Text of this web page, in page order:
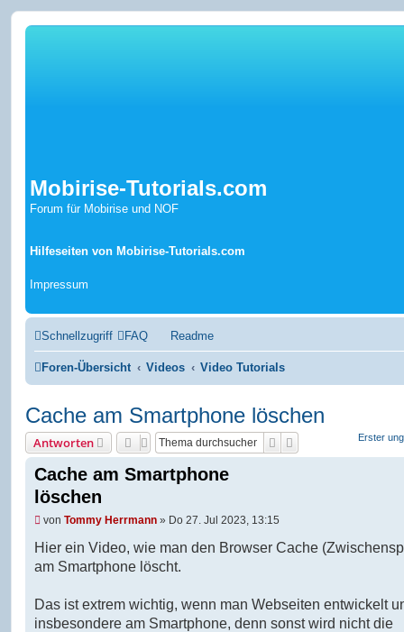
Mobirise-Tutorials.com
Forum für Mobirise und NOF
Hilfeseiten von Mobirise-Tutorials.com
Impressum
Schnellzugriff FAQ Readme
Foren-Übersicht Videos Video Tutorials
Cache am Smartphone löschen
Antworten SucheErweiterte Suche
Erster
Cache am Smartphone
löschen
U
g
l
e
n
von Tommy Herrmann » Do 27. Jul 2023, 13:15
Hier ein Video, wie man den Browser Cache
am Smartphone löscht.
Das ist extrem wichtig, wenn man Webseiten entwickelt
insbesondere am Smartphone, denn sonst wird nicht die